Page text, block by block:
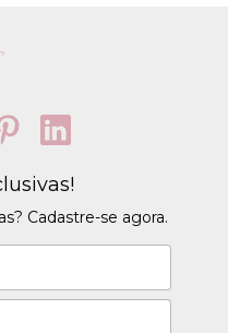
Cadastre-se agora.